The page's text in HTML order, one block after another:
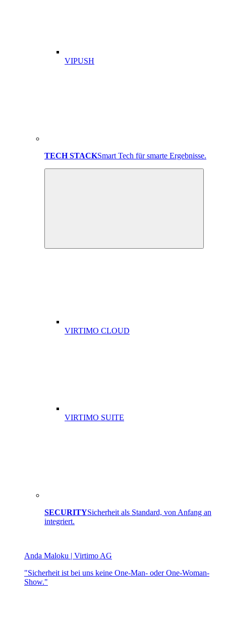
VIPUSH
TECH STACKSmart Tech für smarte Ergebnisse.
VIRTIMO CLOUD
VIRTIMO SUITE
SECURITYSicherheit als Standard, von Anfang an
integriert.
Anda Maloku | Virtimo AG
"Sicherheit ist bei uns keine One-Man- oder One-Woman-
Show."